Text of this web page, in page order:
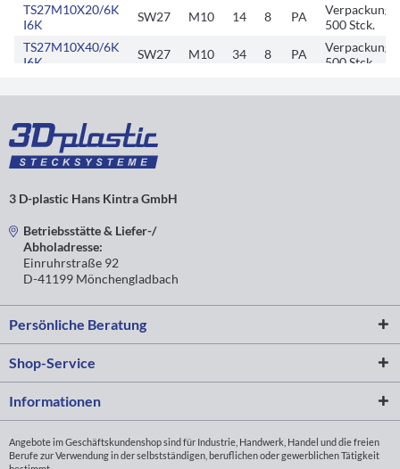
TS27M10X20/6K
I6K
SW27 M10 14 8 PA
500 Stck.
TS27M10X40/6K
I6K
SW27 M10 34 8 PA
500 Stck.
I6K
500 Stck.
3 D-plastic Hans Kintra GmbH
Betriebsstätte & Liefer-/
Abholadresse:
Einruhrstraße 92
D-41199 Mönchengladbach
Persönliche Beratung
Shop-Service
Informationen
Angebote im Geschäftskundenshop sind für Industrie, Handwerk, Handel und die freien
Berufe zur Verwendung in der selbstständigen, beruflichen oder gewerblichen Tätigkeit